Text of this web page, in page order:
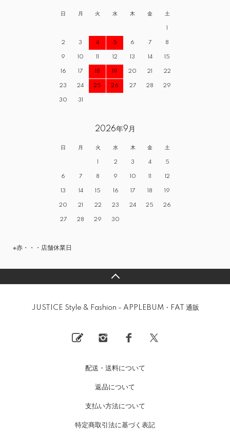
日 月 火 水 木 金 土
1
2 3 4 5 6 7 8
9 10 11 12 13 14 15
16 17 18 19 20 21 22
23 24 25 26 27 28 29
30 31
2026年9月
日 月 火 水 木 金 土
1 2 3 4 5
6 7 8 9 10 11 12
13 14 15 16 17 18 19
20 21 22 23 24 25 26
27 28 29 30
※赤・・・店舗休業日
JUSTICE Style & Fashion - APPLEBUM・FAT 通販
配送・送料について
返品について
支払い方法について
特定商取引法に基づく表記